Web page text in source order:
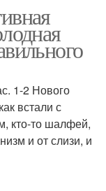
диеты
диета
1-2 Нового
встали с
кто-то шалфей,
и от слизи, и